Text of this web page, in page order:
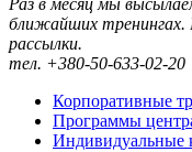
Раз в месяц мы
ближайших
рассылки.
тел. +380-50-633-02-20
Корпоративные
Программы
Индивидуальные